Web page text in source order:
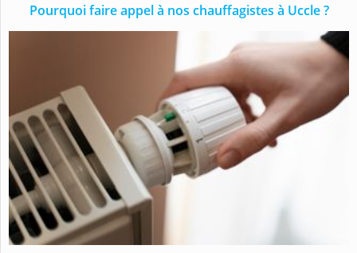
Pourquoi faire appel à nos chauffagistes à Uccle ?